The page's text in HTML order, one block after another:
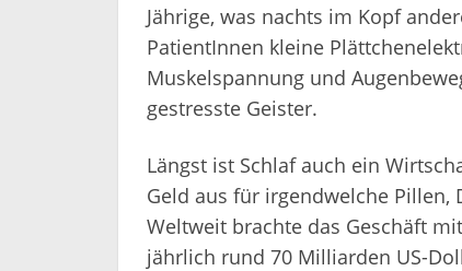
Jährige, was nachts im Kopf
PatientInnen kleine
Muskelspannung und
gestresste Geister.
Längst ist Schlaf auch ein
Geld aus für irgendwelche Pillen,
Weltweit brachte das Geschäft
jährlich rund 70 Milliarden US-